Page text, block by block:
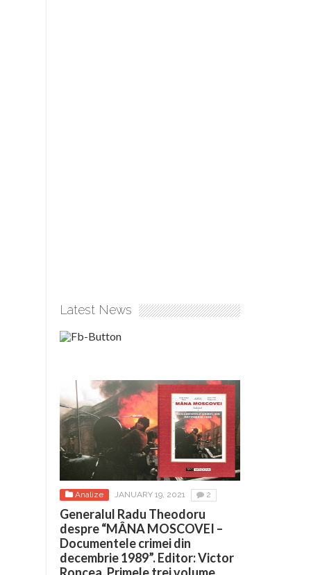
Latest News
Analize JANUARY 19, 2021 2
Generalul Radu Theodoru
despre “MÂNA MOSCOVEI –
Documentele crimei din
decembrie 1989”. Editor: Victor